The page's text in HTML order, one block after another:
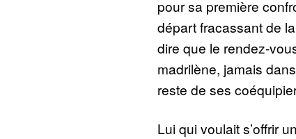
pour sa première
départ fracassant de
dire que le rendez-
madrilène, jamais
reste de ses
Lui qui voulait s’offrir